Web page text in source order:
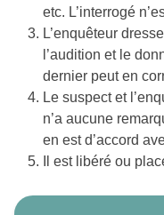
etc. L’interrogé
L’enquêteur
l’audition et le
dernier peut en
Le suspect et
n’a aucune
en est d’accord
Il est libéré ou